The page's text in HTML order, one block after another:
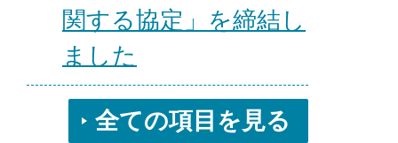
関する協定」を締結し
ました
全ての項目を見る